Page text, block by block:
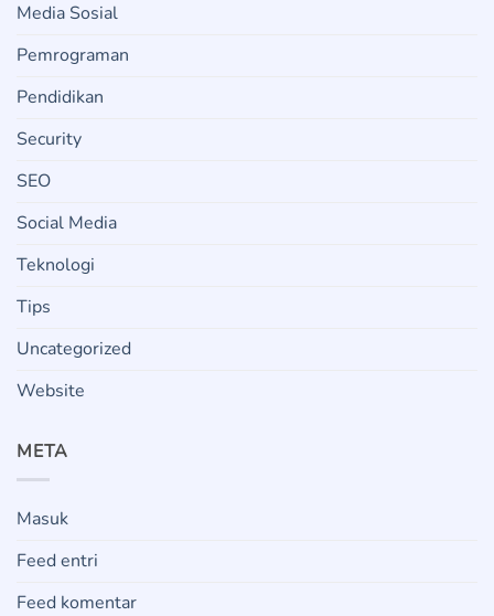
Media Sosial
Pemrograman
Pendidikan
Security
SEO
Social Media
Teknologi
Tips
Uncategorized
Website
META
Masuk
Feed entri
Feed komentar